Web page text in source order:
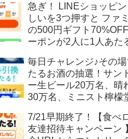
急ぎ！ LINEショッピン
しいを3つ押すと ファ
の500円ギフト
ーポンが2人に1人あた
毎日チャレンジ♪その場
たるお酒の抽選！サン
ー生ビール20万名、晴
30万名、ミニスト檸檬
ボール12.3万名
7/21早期終了！【食べ
友達招待キャンペーン